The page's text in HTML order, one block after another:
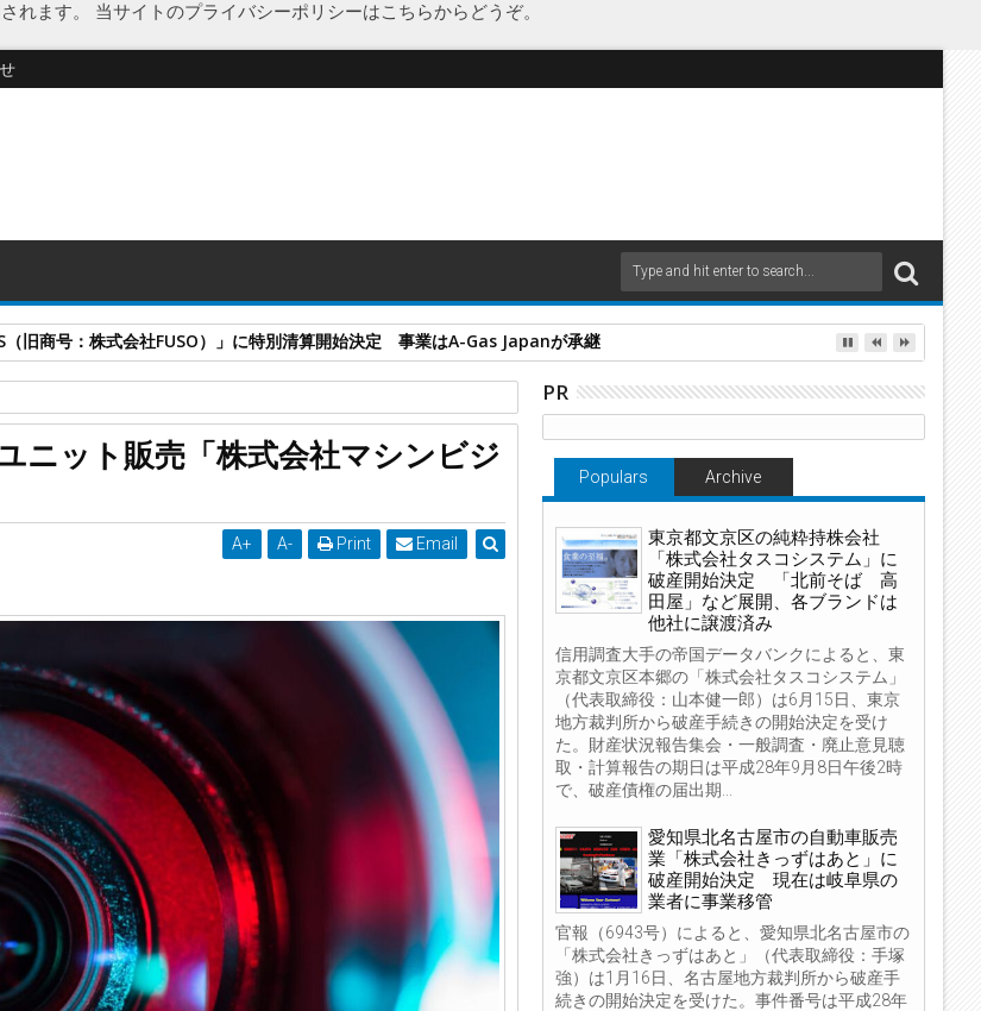
れます。 当サイトのプライバシーポリシーはこちらからどうぞ。
（旧商号：株式会社FUSO）」に特別清算開始決定 事業はA-Gas Japanが承継
販売 企業破綻 経済 光学機器販売 破産開始決定
福岡県
システム」に破産開始決定
ニット販売「株式会社マシンビジ
A+ A- Print Email
PR
Populars Archive
東京都文京区の純粋持株会社
「株式会社タスコシステム」に
破産開始決定 「北前そば 高
田屋」など展開、各ブランドは
他社に譲渡済み
信用調査大手の帝国データバンクによると、東
京都文京区本郷の「株式会社タスコシステム」
（代表取締役：山本健一郎）は6月15日、東京
地方裁判所から破産手続きの開始決定を受け
た。財産状況報告集会・一般調査・廃止意見聴
取・計算報告の期日は平成28年9月8日午後2時
で、破産債権の届出期...
愛知県北名古屋市の自動車販売
業「株式会社きっずはあと」に
破産開始決定 現在は岐阜県の
業者に事業移管
官報（6943号）によると、愛知県北名古屋市の
「株式会社きっずはあと」（代表取締役：手塚
強）は1月16日、名古屋地方裁判所から破産手
続きの開始決定を受けた。事件番号は平成28年